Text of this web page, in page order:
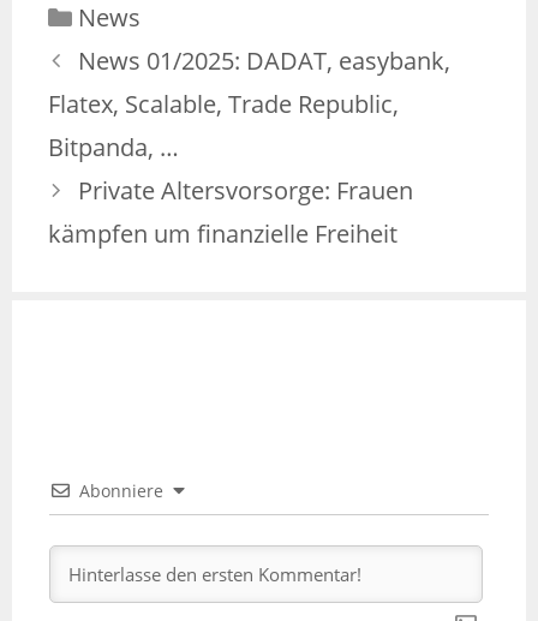
News
News 01/2025: DADAT, easybank,
Flatex, Scalable, Trade Republic,
Bitpanda, …
Private Altersvorsorge: Frauen
kämpfen um finanzielle Freiheit
Abonniere